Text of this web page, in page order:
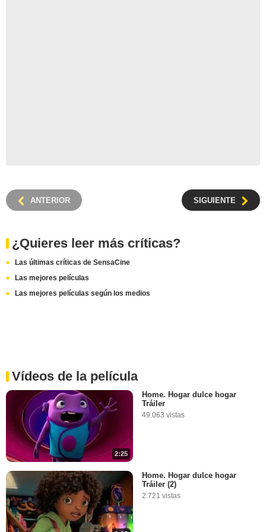
ANTERIOR SIGUIENTE
¿Quieres leer más críticas?
Las últimas críticas de SensaCine
Las mejores películas
Las mejores películas según los medios
Vídeos de la película
2:25
Home. Hogar dulce hogar
Tráiler
49.063 vistas
Home. Hogar dulce hogar
Tráiler (2)
2.721 vistas